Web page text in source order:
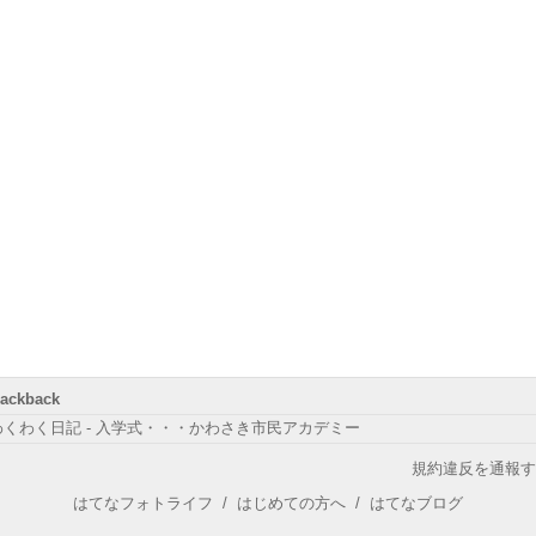
くわく日記 - 入学式・・・かわさき市民アカデミー
規約違反を通報
はてなフォトライフ / はじめての方へ / はてなブログ